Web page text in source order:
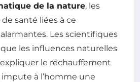
de la nature, les
santé liées à ce
Les scientifiques
que les influences naturelles
le réchauffement
à l’homme une